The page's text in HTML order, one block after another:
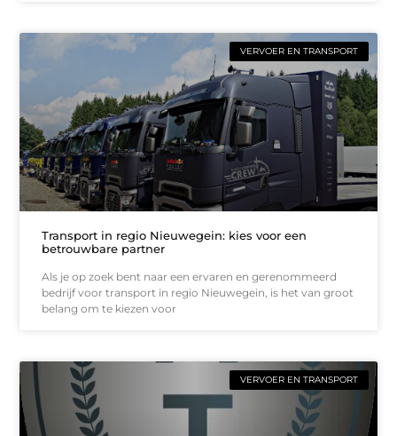
VERVOER EN TRANSPORT
Transport in regio Nieuwegein: kies voor een
betrouwbare partner
Als je op zoek bent naar een ervaren en gerenommeerd
bedrijf voor transport in regio Nieuwegein, is het van groot
belang om te kiezen voor
VERVOER EN TRANSPORT